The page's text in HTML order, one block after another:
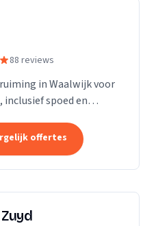
88 reviews
in Waalwijk voor
spoed en
offertes